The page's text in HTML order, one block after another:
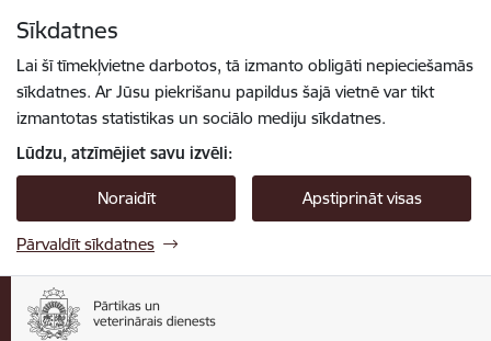
Sīkdatnes
Lai šī tīmekļvietne darbotos, tā izmanto obligāti nepieciešamās
sīkdatnes. Ar Jūsu piekrišanu papildus šajā vietnē var tikt
izmantotas statistikas un sociālo mediju sīkdatnes.
Lūdzu, atzīmējiet savu izvēli:
Noraidīt Apstiprināt visas
Pārvaldīt sīkdatnes